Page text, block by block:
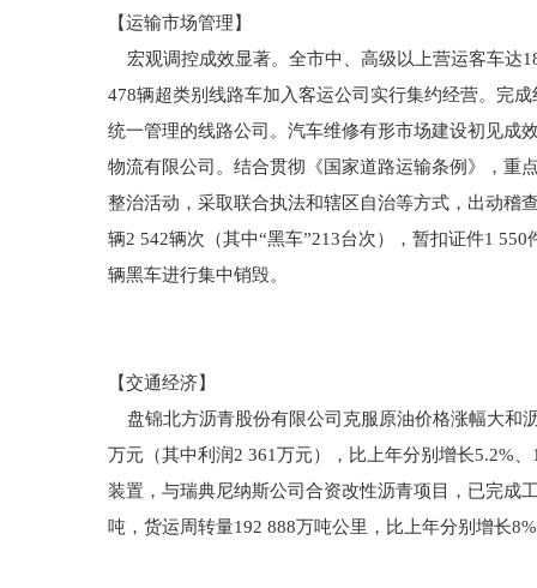
【运输市场管理】
宏观调控成效显著。全市中、高级以上营运客车达
478辆超类别线路车加入客运公司实行集约经营。完
统一管理的线路公司。汽车维修有形市场建设初见成
物流有限公司。结合贯彻《国家道路运输条例》，重
整治活动，采取联合执法和辖区自治等方式，出动稽
辆2 542辆次（其中“黑车”213台次），暂扣证件1
辆黑车进行集中销毁。
【交通经济】
盘锦北方沥青股份有限公司克服原油价格涨幅大和
万元（其中利润2 361万元），比上年分别增长5.2%
装置，与瑞典尼纳斯公司合资改性沥青项目，已完成
吨，货运周转量192 888万吨公里，比上年分别增长